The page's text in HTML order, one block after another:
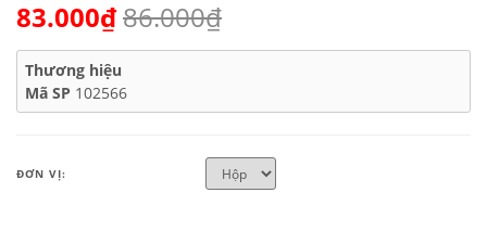
83.000₫86.000₫
Thương hiệu
Mã SP 102566
ĐƠN VỊ: